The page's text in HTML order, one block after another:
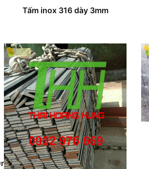
Tấm inox 316 dày 3mm